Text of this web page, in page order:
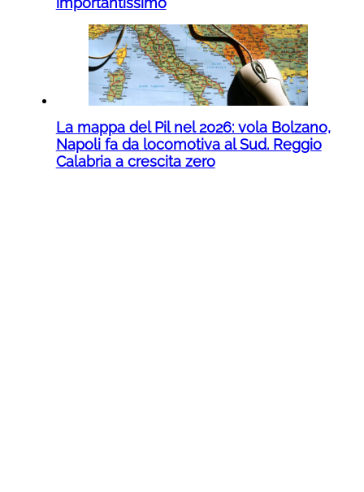
La mappa del Pil nel 2026: vola Bolzano,
Napoli fa da locomotiva al Sud. Reggio
Calabria a crescita zero